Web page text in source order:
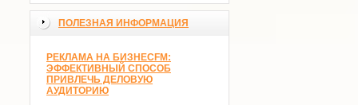
ПОЛЕЗНАЯ ИНФОРМАЦИЯ
РЕКЛАМА НА БИЗНЕСFM:
ЭФФЕКТИВНЫЙ СПОСОБ
ПРИВЛЕЧЬ ДЕЛОВУЮ
АУДИТОРИЮ